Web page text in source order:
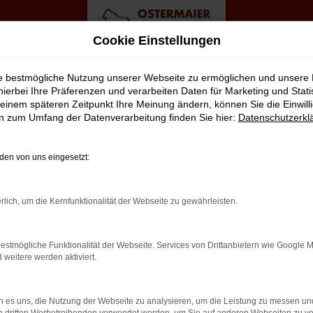
FÜR BERLIN?
viele Vorschläge rund um die Mobilität. Das gilt natürlich
Fahrzeug, das perfekt zu nahezu jedem Anspruch in
liegt auf der Hand, denn so erhalten Sie Ihren VW Touareg
gut? Dann kontaktieren Sie uns noch heute.
Cookie Einstellungen
bestmögliche Nutzung unserer Webseite zu ermöglichen und unsere
Ihre Präferenzen und verarbeiten Daten für Marketing und
späteren Zeitpunkt Ihre Meinung ändern, können Sie die
zum Umfang der Datenverarbeitung finden Sie hier:
von uns eingesetzt:
um die Kernfunktionalität der Webseite zu gewährleisten.
Funktionalität der Webseite. Services von Drittanbietern wie Google
weitere werden aktiviert.
es uns, die Nutzung der Webseite zu analysieren, um die Leistung zu messen